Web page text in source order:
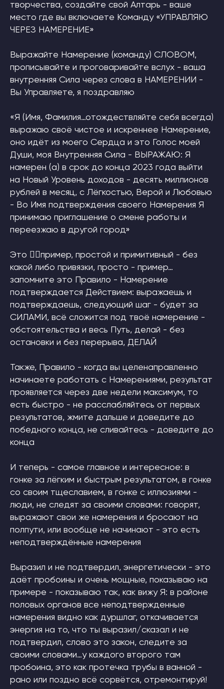
творчества, создайте свой Алтарь - ваше
место где вы включаете Команду «УПРАВЛЯЮ
ЧЕРЕЗ НАМЕРЕНИЕ»
Выражайте Намерение (команду) СЛОВОМ,
прописывайте и проговаривайте вслух - ваша
внутренняя Сила через слова в НАМЕРЕНИИ -
Вы Управляете, я поздравляю
«Я (Имя, Фамилия…отождествляйте себя всегда)
выражаю своё чистое и искреннее Намерение,
оно идёт из моего Сердца и это Голос моей
Души, моя Внутренняя Сила - ВЫРАЖАЮ: Я
намерен (а) в срок до конца 2023 года выйти
на Новый Уровень доходов - десять миллионов
рублей в месяц, с Лёгкостью, Верой и Любовью
- Во Имя подтверждения своего Намерения Я
принимаю приглашение о смене работы и
переезжаю в другой город»
Это 👆🏼пример, простой и примитивный - без
какой либо привязки, просто - пример…
запомните это Правило - Намерение
подтверждается Действием: выражаешь и
подтверждаешь, следующий шаг - будет за
СИЛАМИ, всё сложится под твоё намерение -
обстоятельства и весь Путь, делай - без
остановки и без перерыва, ДЕЛАЙ
Также, Правило - когда вы целенаправленно
начинаете работать с Намерениями, результат
проявляется через две недели максимум, то
есть быстро - не расслабляйтесь от первых
результатов, жмите дальше и доведите до
победного конца, не сливайтесь - доведите до
конца
И теперь - самое главное и интересное: в
гонке за лёгким и быстрым результатом, в гонке
со своим тщеславием, в гонке с иллюзиями -
люди, не следят за своими словами: говорят,
выражают свои же намерения и бросают на
полпути, или вообще не начинают - это есть
неподтверждённые намерения
Выразил и не подтвердил, энергетически - это
даёт пробоины и очень мощные, показываю на
примере - показываю так, как вижу Я: в районе
половых органов все неподтвержденные
намерения видно как дуршлаг, откачивается
энергия на то, что ты выразил/сказал и не
подтвердил, слово это закон, следите за
своими словами…у каждого второго там
пробоина, это как протечка трубы в ванной -
рано или поздно всё сорвётся, отремонтируй!